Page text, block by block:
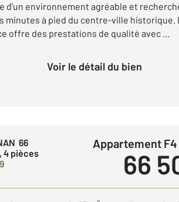
d'un environnement agréable et
minutes à pied du centre-ville historique.
offre des prestations de qualité avec ...
Voir le détail du bien
66
, 4 pièces
Appartement
66